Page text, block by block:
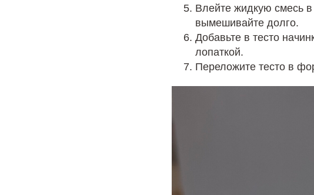
Влейте жидкую смесь
вымешивайте долго.
Добавьте в тесто
лопаткой.
Переложите тесто в